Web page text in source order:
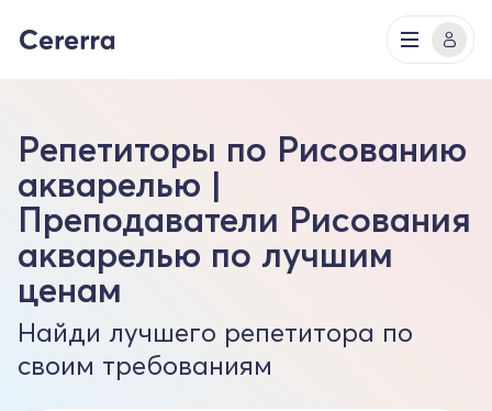
Репетиторы по Рисованию
акварелью |
Преподаватели Рисования
акварелью по лучшим
ценам
Найди лучшего репетитора по
своим требованиям